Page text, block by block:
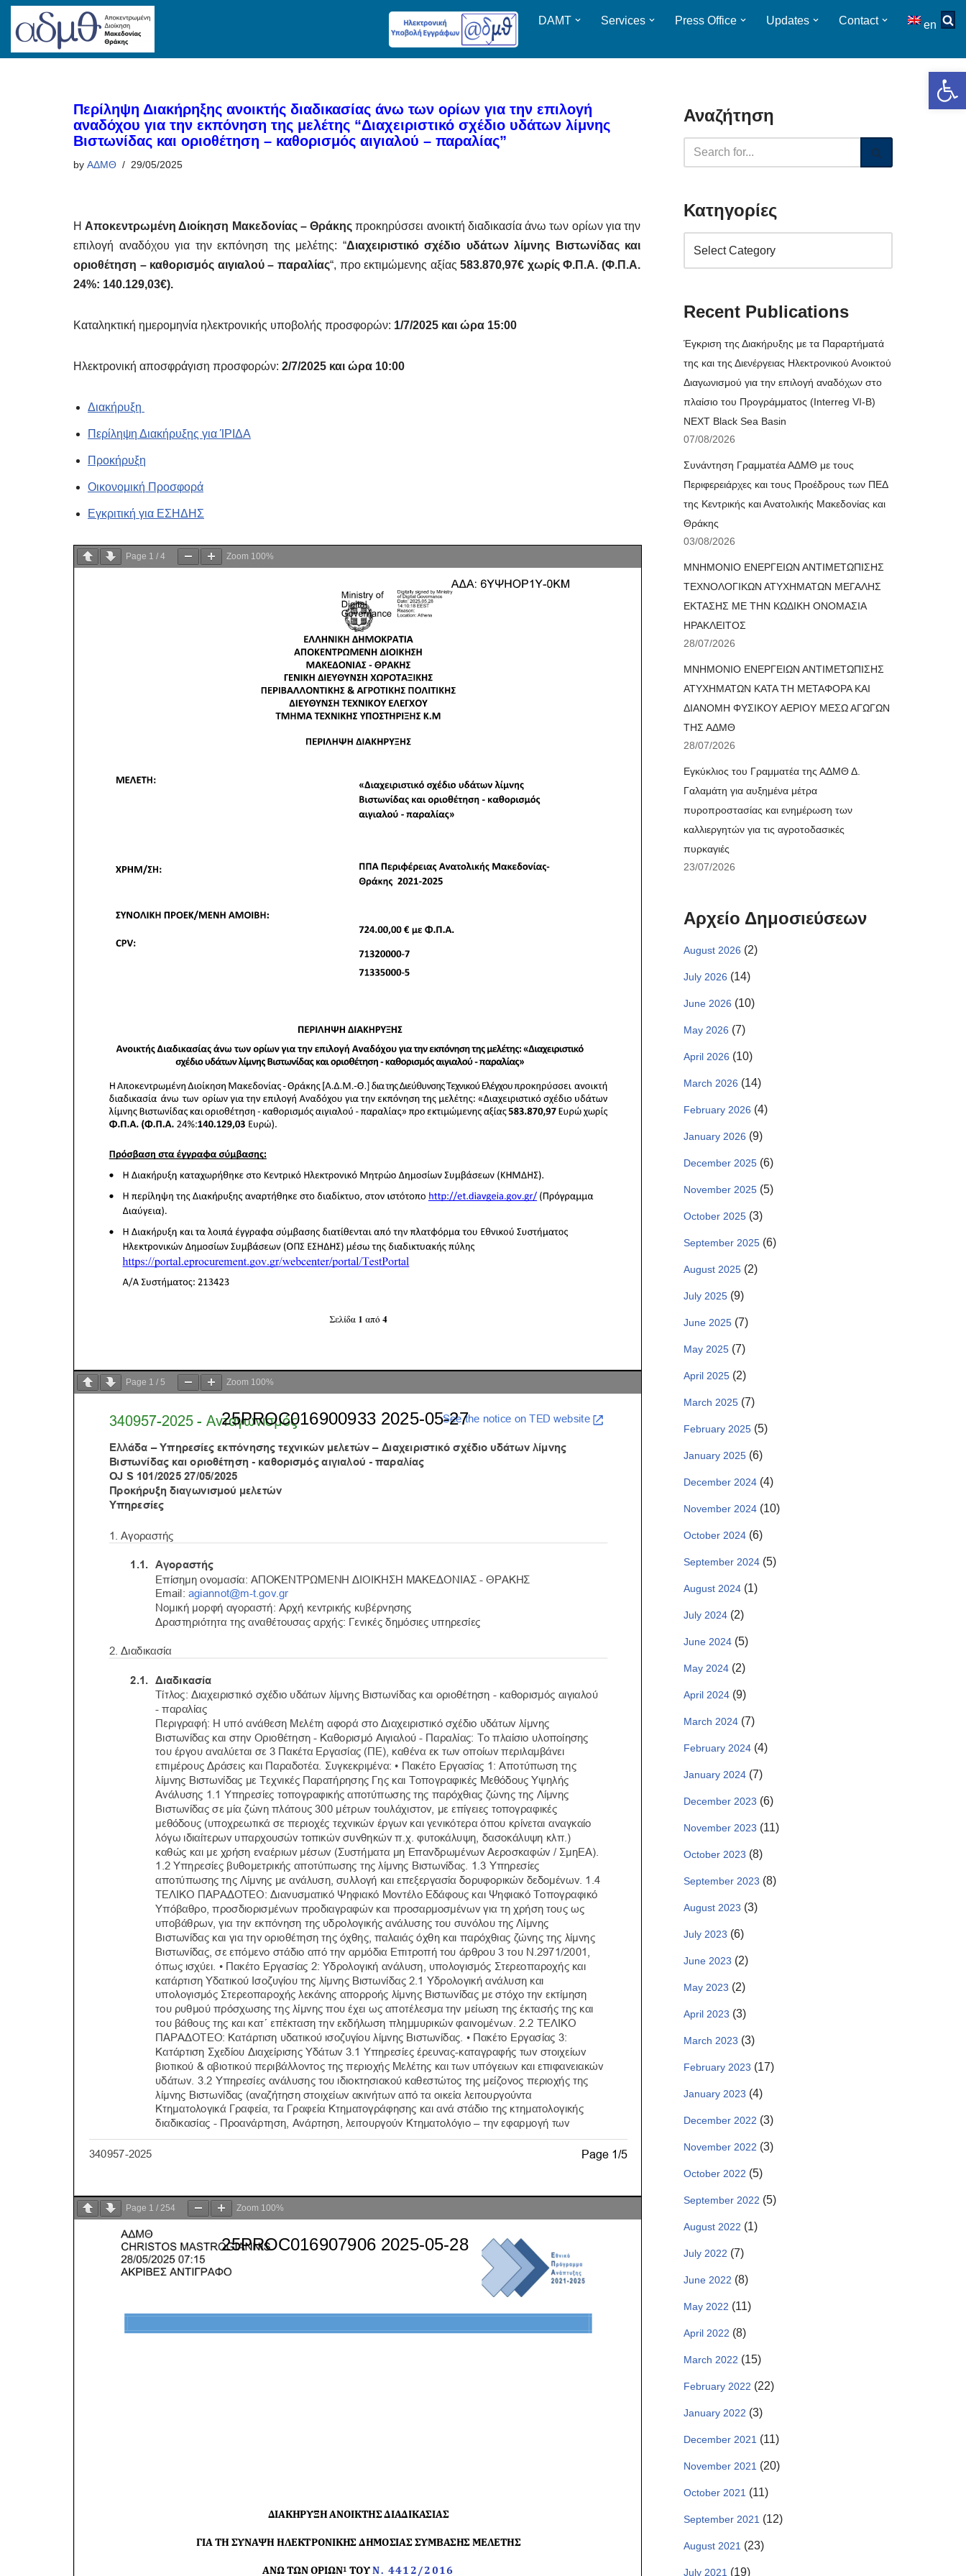
Skip
to
DAMT Services Press Οffice Updates Contact en
Περίληψη Διακήρηξης ανοικτής διαδικασίας άνω των ορίων για την επιλογή
αναδόχου για την εκπόνηση της μελέτης “Διαχειριστικό σχέδιο υδάτων λίμνης
Βιστωνίδας και οριοθέτηση – καθορισμός αιγιαλού – παραλίας”
by ΑΔΜΘ 29/05/2025
Η Αποκεντρωμένη Διοίκηση Μακεδονίας – Θράκης προκηρύσσει ανοικτή διαδικασία άνω των ορίων για την
επιλογή αναδόχου για την εκπόνηση της μελέτης: “Διαχειριστικό σχέδιο υδάτων λίμνης Βιστωνίδας και
οριοθέτηση – καθορισμός αιγιαλού – παραλίας“, προ εκτιμώμενης αξίας583.870,97€ χωρίς Φ.Π.Α. (Φ.Π.Α.
24%: 140.129,03€).
Καταληκτική ημερομηνία ηλεκτρονικής υποβολής προσφορών: 1/7/2025 και ώρα 15:00
Ηλεκτρονική αποσφράγιση προσφορών: 2/7/2025 και ώρα 10:00
Διακήρυξη
Περίληψη Διακήρυξης για ΊΡΙΔΑ
Προκήρυξη
Οικονομική Προσφορά
Εγκριτική για ΕΣΗΔΗΣ
Page 1 / 4 Zoom 100%
Page 1 / 5 Zoom 100%
Page 1 / 254 Zoom 100%
Αναζήτηση
Κατηγορίες
Recent Publications
Έγκριση της Διακήρυξης με τα Παραρτήματά
της και της Διενέργειας Ηλεκτρονικού Ανοικτού
Διαγωνισμού για την επιλογή αναδόχων στο
πλαίσιο του Προγράμματος (Interreg VI-B)
NEXT Black Sea Basin
07/08/2026
Συνάντηση Γραμματέα ΑΔΜΘ με τους
Περιφερειάρχες και τους Προέδρους των ΠΕΔ
της Κεντρικής και Ανατολικής Μακεδονίας και
Θράκης
03/08/2026
ΜΝΗΜΟΝΙΟ ΕΝΕΡΓΕΙΩΝ ΑΝΤΙΜΕΤΩΠΙΣΗΣ
ΤΕΧΝΟΛΟΓΙΚΩΝ ΑΤΥΧΗΜΑΤΩΝ ΜΕΓΑΛΗΣ
ΕΚΤΑΣΗΣ ΜΕ ΤΗΝ ΚΩΔΙΚΗ ΟΝΟΜΑΣΙΑ
ΗΡΑΚΛΕΙΤΟΣ
28/07/2026
ΜΝΗΜΟΝΙΟ ΕΝΕΡΓΕΙΩΝ ΑΝΤΙΜΕΤΩΠΙΣΗΣ
ΑΤΥΧΗΜΑΤΩΝ ΚΑΤΑ ΤΗ ΜΕΤΑΦΟΡΑ ΚΑΙ
ΔΙΑΝΟΜΗ ΦΥΣΙΚΟΥ ΑΕΡΙΟΥ ΜΕΣΩ ΑΓΩΓΩΝ
ΤΗΣ ΑΔΜΘ
28/07/2026
Εγκύκλιος του Γραμματέα της ΑΔΜΘ Δ.
Γαλαμάτη για αυξημένα μέτρα
πυροπροστασίας και ενημέρωση των
καλλιεργητών για τις αγροτοδασικές
πυρκαγιές
23/07/2026
Αρχείο Δημοσιεύσεων
August 2026 (2)
July 2026 (14)
June 2026 (10)
May 2026 (7)
April 2026 (10)
March 2026 (14)
February 2026 (4)
January 2026 (9)
December 2025 (6)
November 2025 (5)
October 2025 (3)
September 2025 (6)
August 2025 (2)
July 2025 (9)
June 2025 (7)
May 2025 (7)
April 2025 (2)
March 2025 (7)
February 2025 (5)
January 2025 (6)
December 2024 (4)
November 2024 (10)
October 2024 (6)
September 2024 (5)
August 2024 (1)
July 2024 (2)
June 2024 (5)
May 2024 (2)
April 2024 (9)
March 2024 (7)
February 2024 (4)
January 2024 (7)
December 2023 (6)
November 2023 (11)
October 2023 (8)
September 2023 (8)
August 2023 (3)
July 2023 (6)
June 2023 (2)
May 2023 (2)
April 2023 (3)
March 2023 (3)
February 2023 (17)
January 2023 (4)
December 2022 (3)
November 2022 (3)
October 2022 (5)
September 2022 (5)
August 2022 (1)
July 2022 (7)
June 2022 (8)
May 2022 (11)
April 2022 (8)
March 2022 (15)
February 2022 (22)
January 2022 (3)
December 2021 (11)
November 2021 (20)
October 2021 (11)
September 2021 (12)
August 2021 (23)
July 2021 (19)